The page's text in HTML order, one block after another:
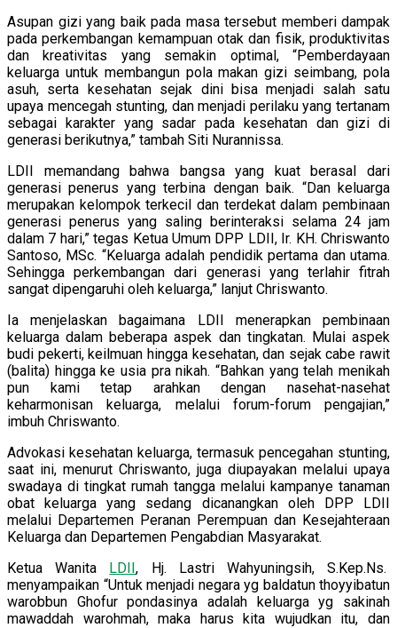
Asupan gizi yang baik pada masa tersebut memberi dampak
pada perkembangan kemampuan otak dan fisik, produktivitas
dan kreativitas yang semakin optimal, “Pemberdayaan
keluarga untuk membangun pola makan gizi seimbang, pola
asuh, serta kesehatan sejak dini bisa menjadi salah satu
upaya mencegah stunting, dan menjadi perilaku yang tertanam
sebagai karakter yang sadar pada kesehatan dan gizi di
generasi berikutnya,” tambah Siti Nurannissa.
LDII memandang bahwa bangsa yang kuat berasal dari
generasi penerus yang terbina dengan baik. “Dan keluarga
merupakan kelompok terkecil dan terdekat dalam pembinaan
generasi penerus yang saling berinteraksi selama 24 jam
dalam 7 hari,” tegas Ketua Umum DPP LDII, Ir. KH. Chriswanto
Santoso, MSc. “Keluarga adalah pendidik pertama dan utama.
Sehingga perkembangan dari generasi yang terlahir fitrah
sangat dipengaruhi oleh keluarga,” lanjut Chriswanto.
Ia menjelaskan bagaimana LDII menerapkan pembinaan
keluarga dalam beberapa aspek dan tingkatan. Mulai aspek
budi pekerti, keilmuan hingga kesehatan, dan sejak cabe rawit
(balita) hingga ke usia pra nikah. “Bahkan yang telah menikah
pun kami tetap arahkan dengan nasehat-nasehat
keharmonisan keluarga, melalui forum-forum pengajian,”
imbuh Chriswanto.
Advokasi kesehatan keluarga, termasuk pencegahan stunting,
saat ini, menurut Chriswanto, juga diupayakan melalui upaya
swadaya di tingkat rumah tangga melalui kampanye tanaman
obat keluarga yang sedang dicanangkan oleh DPP LDII
melalui Departemen Peranan Perempuan dan Kesejahteraan
Keluarga dan Departemen Pengabdian Masyarakat.
Ketua Wanita LDII, Hj. Lastri Wahyuningsih, S.Kep.Ns.
menyampaikan “Untuk menjadi negara yg baldatun thoyyibatun
warobbun Ghofur pondasinya adalah keluarga yg sakinah
mawaddah warohmah, maka harus kita wujudkan itu, dan